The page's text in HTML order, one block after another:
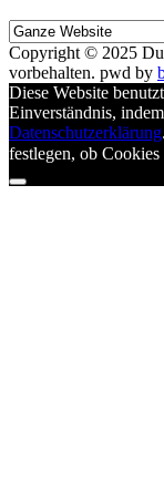
Suche
nach
Copyright © 2025
vorbehalten. pwd by
Diese Website
Einverständnis,
Datenschutzerklärung
festlegen, ob